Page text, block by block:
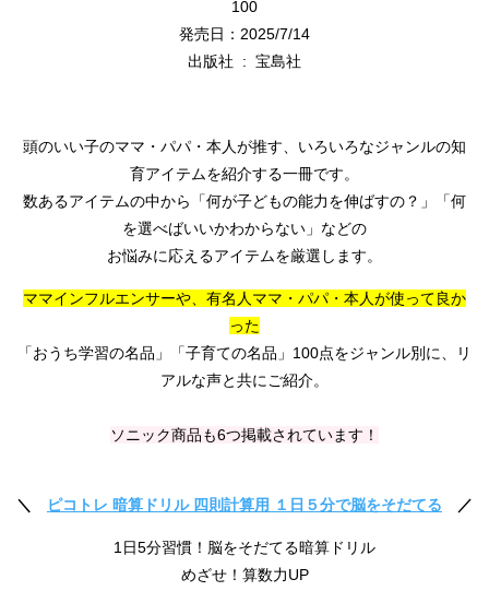
100
発売日：2025/7/14
出版社 ‏ : ‎ 宝島社
頭のいい子のママ・パパ・本人が推す、いろいろなジャンルの知
育アイテムを紹介する一冊です。
数あるアイテムの中から「何が子どもの能力を伸ばすの？」「何
を選べばいいかわからない」などの
お悩みに応えるアイテムを厳選します。
ママインフルエンサーや、有名人ママ・パパ・本人が使って良か
った
「おうち学習の名品」「子育ての名品」100点をジャンル別に、リ
アルな声と共にご紹介。
ソニック商品も6つ掲載されています！
＼ ピコトレ 暗算ドリル 四則計算用 １日５分で脳をそだてる ／
1日5分習慣！脳をそだてる暗算ドリル
めざせ！算数力UP